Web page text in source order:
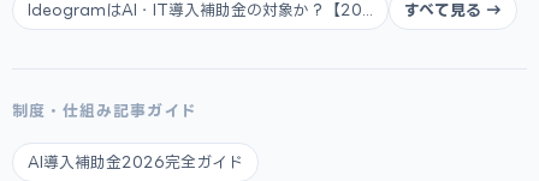
IdeogramはAI・IT導入補助金の対象か？【20... すべて見る →
制度・仕組み記事ガイド
AI導入補助金2026完全ガイド